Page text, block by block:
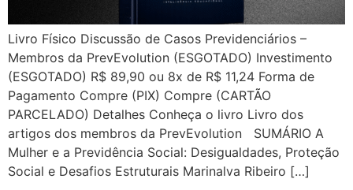
Livro Físico Discussão de Casos Previdenciários –
Membros da PrevEvolution (ESGOTADO) Investimento
(ESGOTADO) R$ 89,90 ou 8x de R$ 11,24 Forma de
Pagamento Compre (PIX) Compre (CARTÃO
PARCELADO) Detalhes Conheça o livro Livro dos
artigos dos membros da PrevEvolution SUMÁRIO A
Mulher e a Previdência Social: Desigualdades, Proteção
Social e Desafios Estruturais Marinalva Ribeiro […]